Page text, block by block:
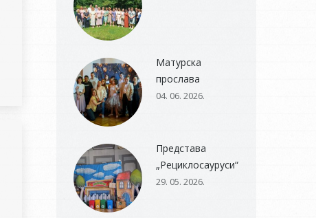
Матурска
прослава
04. 06. 2026.
Представа
„Рециклосауруси“
29. 05. 2026.